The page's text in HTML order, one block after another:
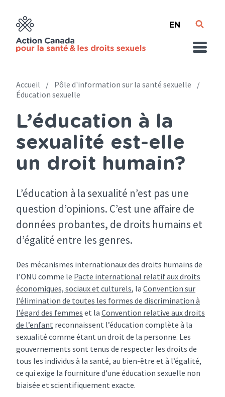
content
English
Breadcrumb
Accueil
Pôle d'information sur la santé sexuelle
Éducation sexuelle
L’éducation à la
sexualité est-elle
un droit humain?
L’éducation à la sexualité n’est pas une
question d’opinions. C’est une affaire de
données probantes, de droits humains et
d’égalité entre les genres.
Des mécanismes internationaux des droits humains de
l’ONU comme le Pacte international relatif aux droits
économiques, sociaux et culturels, la Convention sur
l’élimination de toutes les formes de discrimination à
l’égard des femmes et la Convention relative aux droits
de l’enfant reconnaissent l’éducation complète à la
sexualité comme étant un droit de la personne. Les
gouvernements sont tenus de respecter les droits de
tous les individus à la santé, au bien-être et à l’égalité,
ce qui exige la fourniture d’une éducation sexuelle non
biaisée et scientifiquement exacte.